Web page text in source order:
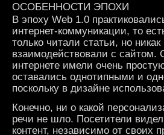
ОСОБЕННОСТИ ЭПОХИ
В эпоху Web 1.0
интернет-коммуникации, то
только читали статьи, но никак
взаимодействовали с сайтом.
интернете имели очень
оставались однотипными и
поскольку в дизайне
Конечно, ни о какой
речи не шло. Посетители
контент, независимо от своих